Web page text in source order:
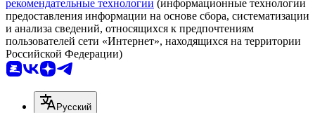
рекомендательные технологии (информационные технологии
предоставления информации на основе сбора, систематизации
и анализа сведений, относящихся к предпочтениям
пользователей сети «Интернет», находящихся на территории
Российской Федерации)
Русский